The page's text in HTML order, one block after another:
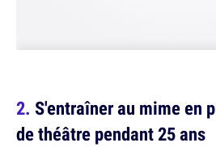
S'entraîner au mime en
de théâtre pendant 25 ans